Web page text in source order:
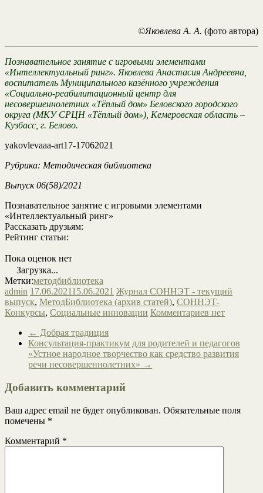
©Яковлева А. А. (фото автора)
Познавательное занятие с игровыми элементами
«Интеллектуальный ринг». Яковлева Анастасия Андреевна,
воспитатель Муниципального казённого учреждения
«Социально-реабилитационный центр для
несовершеннолетних «Тёплый дом» Беловского городского
округа (МКУ СРЦН «Тёплый дом»), Кемеровская область –
Кузбасс, г. Белово.
yakovlevaaa-art17-17062021
Рубрика: Методическая библиотека
Выпуск 06(58)/2021
Познавательное занятие с игровыми элементами
«Интеллектуальный ринг»
Рассказать друзьям:
Рейтинг статьи:
Пока оценок нет
Загрузка...
Метки:методбиблиотека
admin 17.06.202115.06.2021 Журнал СОННЭТ - текущий
выпуск, МетодБиблиотека (архив статей), СОННЭТ-
Конкурсы, Социальные инновации Комментариев нет
← Добрая традиция
Консультация-практикум для родителей и педагогов
«Устное народное творчество как средство развития
речи несовершеннолетних» →
Добавить комментарий
Ваш адрес email не будет опубликован. Обязательные поля
помечены *
Комментарий *